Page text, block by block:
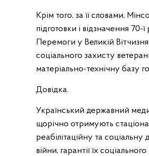
Крім того, за її словами,
підготовки і відзначення 70-
Перемоги у Великій
соціального захисту
матеріально-технічну базу
Довідка.
Український державний
щорічно отримують
реабілітаційну та
війни, гарантії їх